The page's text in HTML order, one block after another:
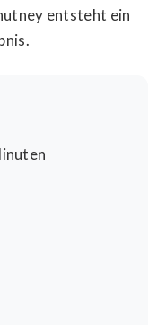
entsteht ein